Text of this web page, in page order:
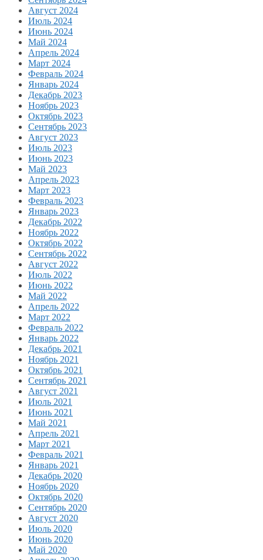
Август 2024
Июль 2024
Июнь 2024
Май 2024
Апрель 2024
Март 2024
Февраль 2024
Январь 2024
Декабрь 2023
Ноябрь 2023
Октябрь 2023
Сентябрь 2023
Август 2023
Июль 2023
Июнь 2023
Май 2023
Апрель 2023
Март 2023
Февраль 2023
Январь 2023
Декабрь 2022
Ноябрь 2022
Октябрь 2022
Сентябрь 2022
Август 2022
Июль 2022
Июнь 2022
Май 2022
Апрель 2022
Март 2022
Февраль 2022
Январь 2022
Декабрь 2021
Ноябрь 2021
Октябрь 2021
Сентябрь 2021
Август 2021
Июль 2021
Июнь 2021
Май 2021
Апрель 2021
Март 2021
Февраль 2021
Январь 2021
Декабрь 2020
Ноябрь 2020
Октябрь 2020
Сентябрь 2020
Август 2020
Июль 2020
Июнь 2020
Май 2020